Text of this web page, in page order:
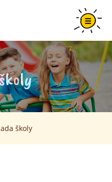
koly
školy